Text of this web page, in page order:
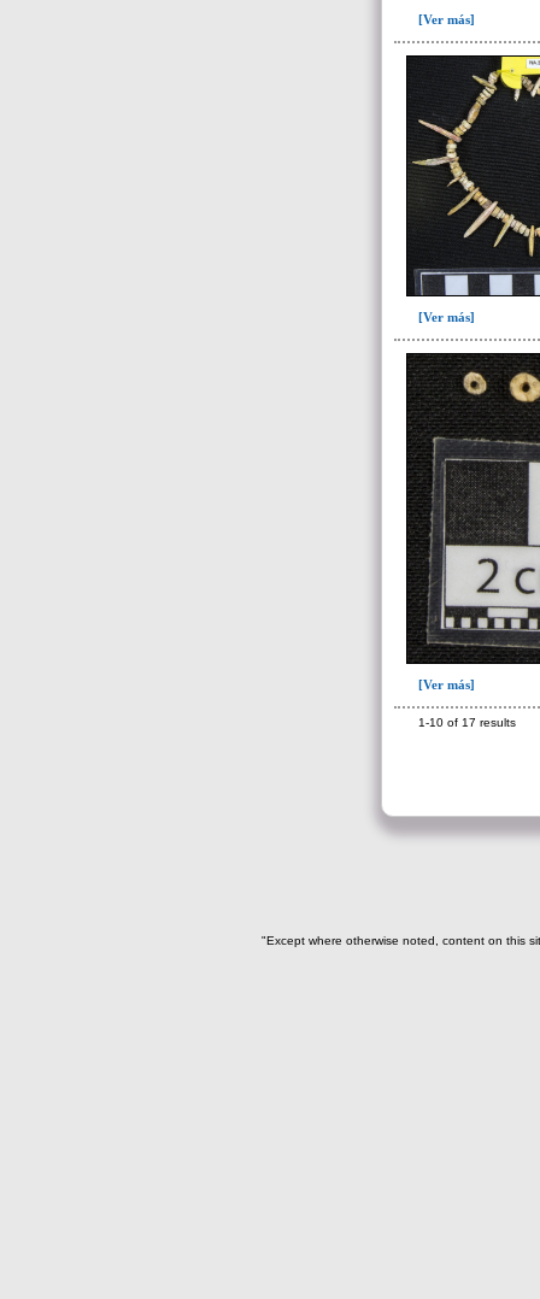
[Ver más]
[Ver más]
[Ver más]
1-10 of 17 results
"Except where otherwise noted, content on this